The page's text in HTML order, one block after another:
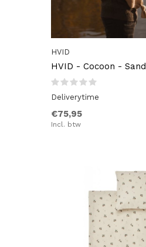
HVID
HVID - Cocoon - Sand
Deliverytime
€75,95
Incl. btw